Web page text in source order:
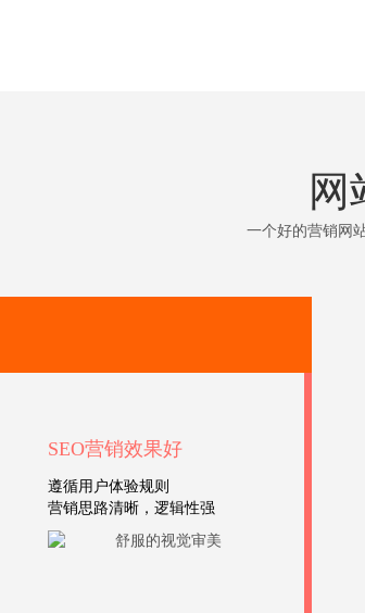
网
一个好的营销网
SEO营销效果好
遵循用户体验规则
营销思路清晰，逻辑性强